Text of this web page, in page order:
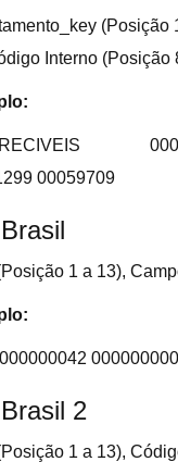
(Posição
Interno (Posição
00059709
1 a 13),
2
1 a 13),